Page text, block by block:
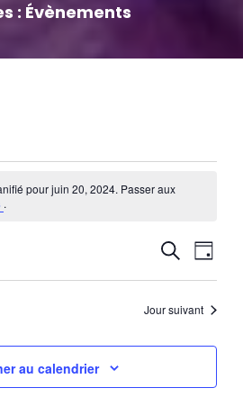
: Évènements
pour juin 20, 2024. Passer aux
.
et
de
vues
Recherche
de
Jour
Jour suivant
au calendrier